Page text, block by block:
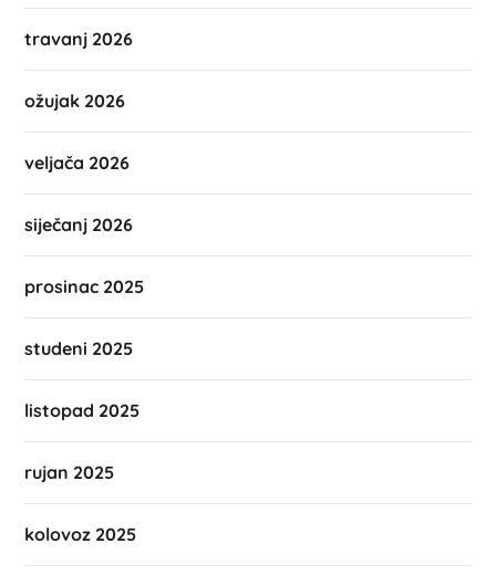
travanj 2026
ožujak 2026
veljača 2026
siječanj 2026
prosinac 2025
studeni 2025
listopad 2025
rujan 2025
kolovoz 2025